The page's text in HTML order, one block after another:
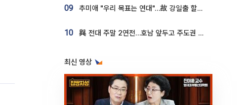
09 추미애 "우리 목표는 연대"…故 강일출 할머니 흉상 제막
10 與 전대 주말 2연전…호남 앞두고 주도권 다툼
최신 영상